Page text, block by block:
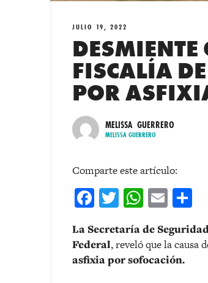
JULIO 19, 2022
DESMIENTE
FISCALÍA
POR
MELISSA GUERRERO
MELISSA GUERRERO
Comparte este artículo:
Facebook
TwitterEmail
La Secretaría de
Federal, reveló que la causa
asfixia por sofocación.